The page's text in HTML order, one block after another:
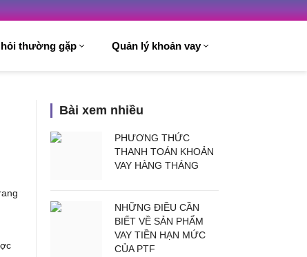
thường gặp Quản lý khoản vay
Bài xem nhiều
PHƯƠNG THỨC
THANH TOÁN KHOẢN
VAY HÀNG THÁNG
NHỮNG ĐIỀU CẦN
BIẾT VỀ SẢN PHẨM
VAY TIỀN HẠN MỨC
CỦA PTF